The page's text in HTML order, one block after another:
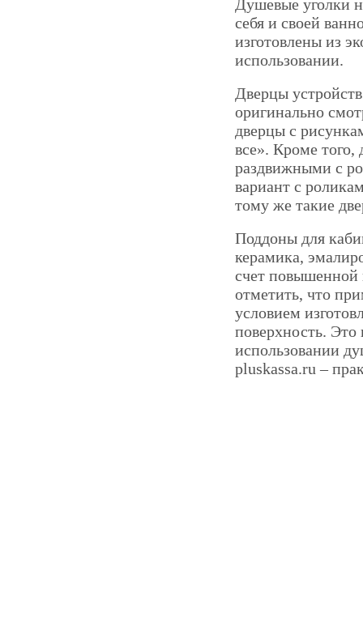
Душевые уголки
себя и своей
изготовлены из
использовании.
Дверцы
оригинально
дверцы с
все». Кроме
раздвижными с
вариант с
тому же такие
Поддоны для
керамика,
счет повышенной
отметить, что
условием
поверхность. Это
использовании
pluskassa.ru –